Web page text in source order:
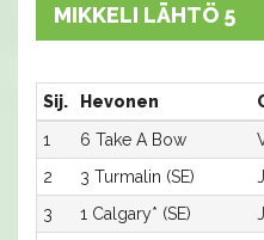
MIKKELI LÄHTÖ 5
Sij. Hevonen
1
6 Take A Bow
2
3 Turmalin (SE)
3
1 Calgary* (SE)